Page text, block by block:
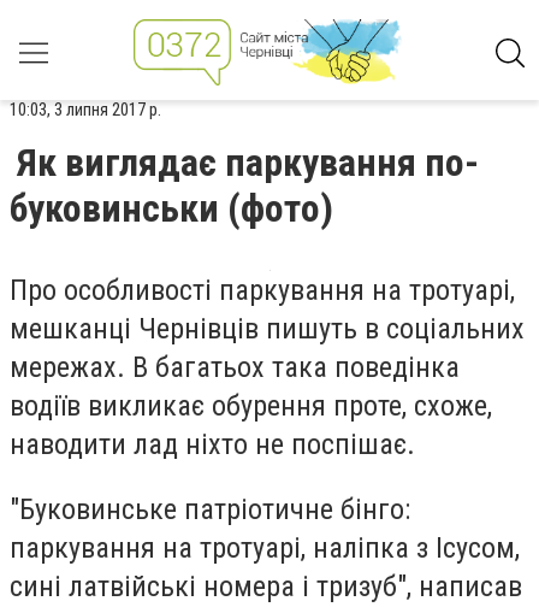
10:03, 3 липня 2017 р.
Як виглядає паркування по-
буковинськи (фото)
Про особливості паркування на тротуарі,
мешканці Чернівців пишуть в соціальних
мережах. В багатьох така поведінка
водіїв викликає обурення проте, схоже,
наводити лад ніхто не поспішає.
"Буковинське патріотичне бінго:
паркування на тротуарі, наліпка з Ісусом,
сині латвійські номера і тризуб", написав